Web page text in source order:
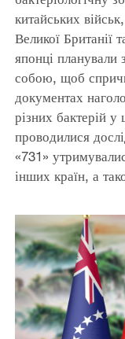
китайських
Великої Британії
японці планували
собою, щоб
документах
різних бактерій у
проводилися
«731»
інших країн, а